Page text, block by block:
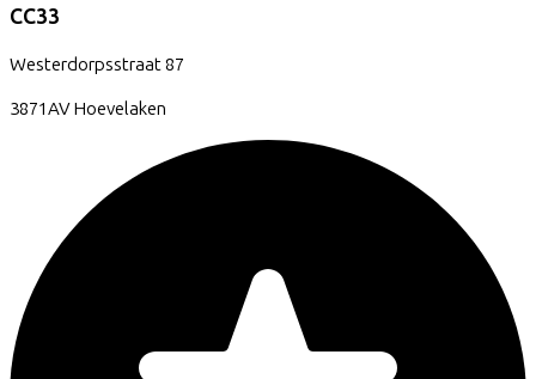
CC33
Westerdorpsstraat87
3871AVHoevelaken